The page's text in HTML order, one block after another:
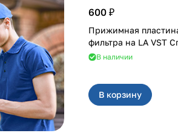
600 ₽
Прижимная
фильтра на LA
В наличии
В корзину